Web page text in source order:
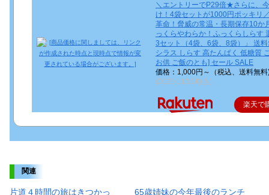
＼エントリーでP29倍★さらに、
け！4袋セットが1000円ポッキリ
革命！脅威の常温・長期保存10か
っくらやわらか！ふっくらしらす
3セット（4袋、6袋、8袋）」 送料
シラス しらす 高たんぱく 低糖質
お供 ご飯のとも] セール SALE
価格：1,000円～（税込、送料無料
(2025/11/22時点)
楽天で
関連
片道４時間の旅はきつかっ
65歳姉妹の今年最後のランチ